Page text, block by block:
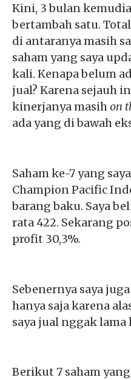
Kini, 3 bulan
bertambah satu.
di antaranya masih
saham yang saya
kali. Kenapa belum
jual? Karena sejauh
kinerjanya masihon
ada yang di bawah
Saham ke-7 yang
Champion Pacific
barang baku. Saya
rata 422. Sekarang
profit 30,3%.
Sebenernya saya
hanya saja karena
saya jual nggak lama
Berikut 7 saham